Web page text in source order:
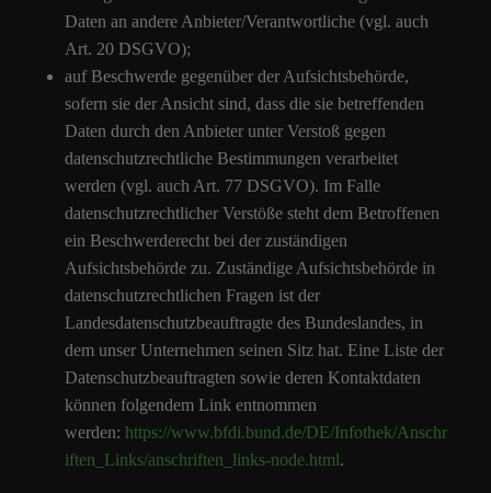
Daten an andere Anbieter/Verantwortliche (vgl. auch
Art. 20 DSGVO);
auf Beschwerde gegenüber der Aufsichtsbehörde,
sofern sie der Ansicht sind, dass die sie betreffenden
Daten durch den Anbieter unter Verstoß gegen
datenschutzrechtliche Bestimmungen verarbeitet
werden (vgl. auch Art. 77 DSGVO). Im Falle
datenschutzrechtlicher Verstöße steht dem Betroffenen
ein Beschwerderecht bei der zuständigen
Aufsichtsbehörde zu. Zuständige Aufsichtsbehörde in
datenschutzrechtlichen Fragen ist der
Landesdatenschutzbeauftragte des Bundeslandes, in
dem unser Unternehmen seinen Sitz hat. Eine Liste der
Datenschutzbeauftragten sowie deren Kontaktdaten
können folgendem Link entnommen
werden: https://www.bfdi.bund.de/DE/Infothek/Anschr
iften_Links/anschriften_links-node.html.